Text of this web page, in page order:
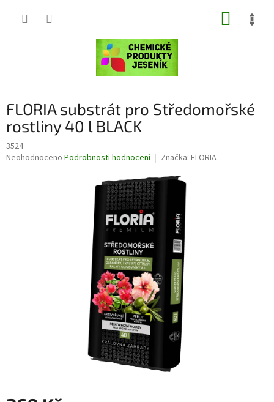
FLORIA substrát pro Středomořské
rostliny 40 l BLACK
3524
Průměrné
Neohodnoceno Podrobnosti hodnocení Značka: FLORIA